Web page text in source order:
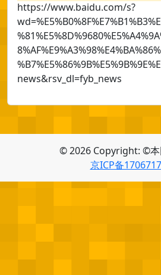
https://www.baidu.com/s?
news&rsv_dl=fyb_news
© 2026 Copyright: ©本
京ICP备